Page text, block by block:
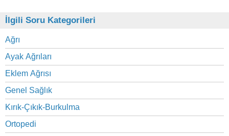
İlgili Soru Kategorileri
Ağrı
Ayak Ağrıları
Eklem Ağrısı
Genel Sağlık
Kırık-Çıkık-Burkulma
Ortopedi